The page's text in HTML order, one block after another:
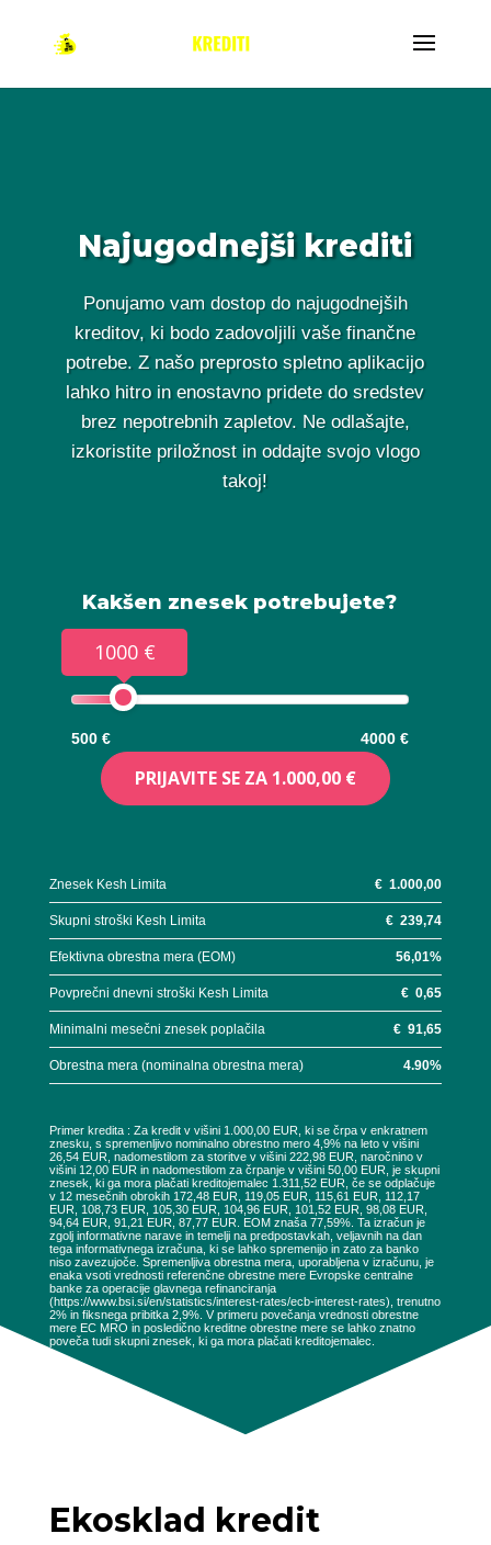
Najugodnejši krediti
Ponujamo vam dostop do najugodnejših
kreditov, ki bodo zadovoljili vaše finančne
potrebe. Z našo preprosto spletno aplikacijo
lahko hitro in enostavno pridete do sredstev
brez nepotrebnih zapletov. Ne odlašajte,
izkoristite priložnost in oddajte svojo vlogo
takoj!
Kakšen znesek potrebujete?
1000 €
500 € 4000 €
PRIJAVITE SE ZA 1.000,00 €
Znesek Kesh Limita €1.000,00
Skupni stroški Kesh Limita €239,74
Efektivna obrestna mera (EOM) 56,01%
Povprečni dnevni stroški Kesh Limita €0,65
Minimalni mesečni znesek poplačila €91,65
Obrestna mera (nominalna obrestna mera) 4.90%
Primer kredita : Za kredit v višini 1.000,00 EUR, ki se črpa v enkratnem
znesku, s spremenljivo nominalno obrestno mero 4,9% na leto v višini
26,54 EUR, nadomestilom za storitve v višini 222,98 EUR, naročnino v
višini 12,00 EUR in nadomestilom za črpanje v višini 50,00 EUR, je skupni
znesek, ki ga mora plačati kreditojemalec 1.311,52 EUR, če se odplačuje
v 12 mesečnih obrokih 172,48 EUR, 119,05 EUR, 115,61 EUR, 112,17
EUR, 108,73 EUR, 105,30 EUR, 104,96 EUR, 101,52 EUR, 98,08 EUR,
94,64 EUR, 91,21 EUR, 87,77 EUR. EOM znaša 77,59%. Ta izračun je
zgolj informativne narave in temelji na predpostavkah, veljavnih na dan
tega informativnega izračuna, ki se lahko spremenijo in zato za banko
niso zavezujoče. Spremenljiva obrestna mera, uporabljena v izračunu, je
enaka vsoti vrednosti referenčne obrestne mere Evropske centralne
banke za operacije glavnega refinanciranja
(https://www.bsi.si/en/statistics/interest-rates/ecb-interest-rates), trenutno
2% in fiksnega pribitka 2,9%. V primeru povečanja vrednosti obrestne
mere EC MRO in posledično kreditne obrestne mere se lahko znatno
poveča tudi skupni znesek, ki ga mora plačati kreditojemalec.
Ekosklad kredit